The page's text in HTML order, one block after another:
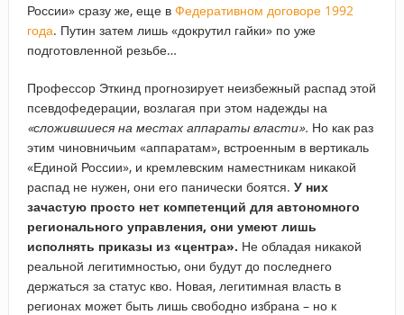
России» сразу же, еще в Федеративном договоре 1992
года. Путин затем лишь «докрутил гайки» по уже
подготовленной резьбе…
Профессор Эткинд прогнозирует неизбежный распад этой
псевдофедерации, возлагая при этом надежды на
«сложившиеся на местах аппараты власти». Но как раз
этим чиновничьим «аппаратам», встроенным в вертикаль
«Единой России», и кремлевским наместникам никакой
распад не нужен, они его панически боятся. У них
зачастую просто нет компетенций для автономного
регионального управления, они умеют лишь
исполнять приказы из «центра». Не обладая никакой
реальной легитимностью, они будут до последнего
держаться за статус кво. Новая, легитимная власть в
регионах может быть лишь свободно избрана – но к